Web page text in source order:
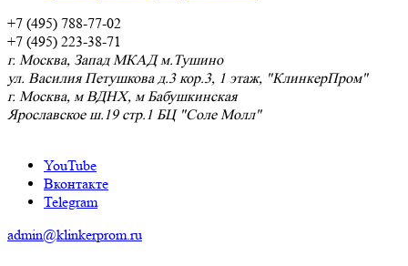
+7 (495) 788-77-02
+7 (495) 223-38-71
г. Москва, Запад МКАД м.Тушино
ул. Василия Петушкова д.3 кор.3, 1 этаж, "КлинкерПром"
г. Москва, м ВДНХ, м Бабушкинская
Ярославское ш.19 стр.1 БЦ "Соле Молл"
YouTube
Вконтакте
Telegram
admin@klinkerprom.ru